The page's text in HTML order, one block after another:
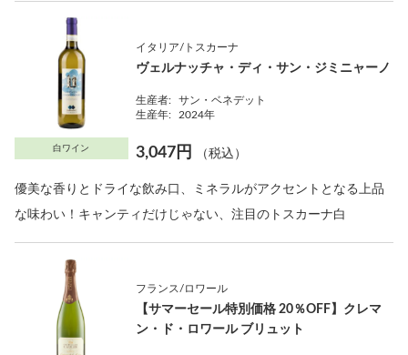
白ワイン
イタリア/トスカーナ
ヴェルナッチャ・ディ・サン・ジミニャーノ
生産者:
サン・ベネデット
生産年:
2024年
3,047円 （税込）
優美な香りとドライな飲み口、ミネラルがアクセントとなる上品
な味わい！キャンティだけじゃない、注目のトスカーナ白
フランス/ロワール
【サマーセール特別価格 20％OFF】クレマ
ン・ド・ロワール ブリュット